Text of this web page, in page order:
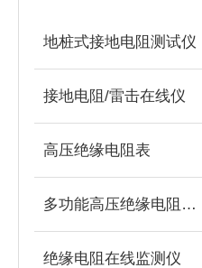
地桩式接地电阻测试仪
接地电阻/雷击在线仪
高压绝缘电阻表
多功能高压绝缘电阻测试仪
绝缘电阻在线监测仪